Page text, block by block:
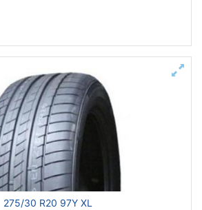
275/30 R20 97Y XL